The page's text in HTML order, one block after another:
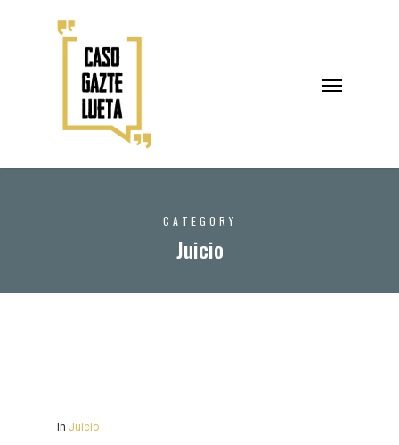
CATEGORY
Juicio
In Juicio